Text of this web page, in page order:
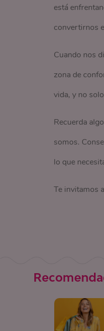
está
convertirnos
Cuando nos
zona de
vida, y no
Recuerda
somos.
lo que
Te invitamos